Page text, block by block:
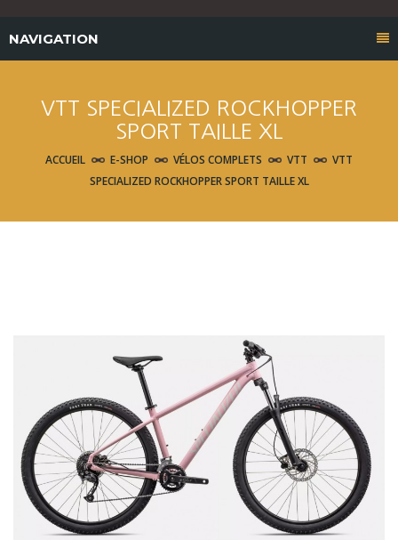
NAVIGATION
VTT SPECIALIZED ROCKHOPPER
SPORT TAILLE XL
ACCUEIL E-SHOP VÉLOS COMPLETS VTT
VTT
SPECIALIZED ROCKHOPPER SPORT TAILLE XL